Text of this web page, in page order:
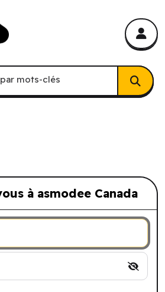
par mots-clés
mots-clés
à asmodee Canada
à asmodee Canada